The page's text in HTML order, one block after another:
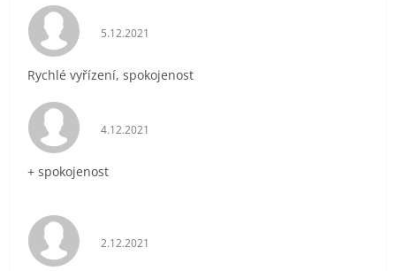
Hodnocení obchodu je 5 z 5 hvězdiček.
5.12.2021
Rychlé vyřízení, spokojenost
Hodnocení obchodu je 5 z 5 hvězdiček.
4.12.2021
+ spokojenost
Hodnocení obchodu je 5 z 5 hvězdiček.
2.12.2021